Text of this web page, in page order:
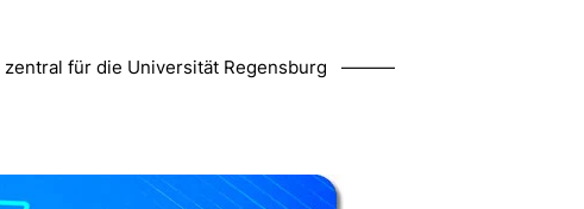
für die Universität Regensburg ———